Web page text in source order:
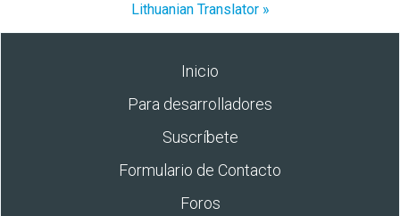
Lithuanian Translator »
Inicio
Para desarrolladores
Suscríbete
Formulario de Contacto
Foros